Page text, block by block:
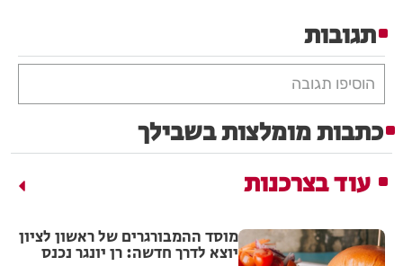
תגובות
הוסיפו תגובה
כתבות מומלצות בשבילך
עוד בצרכנות
מוסד ההמבורגרים של ראשון לציון
יוצא לדרך חדשה: רן יונגר נכנס